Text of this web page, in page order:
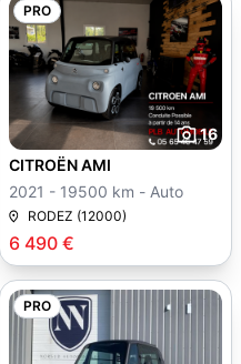
PRO
16
6 490 €
CITROËN AMI
2021 - 19500 km - Auto
RODEZ (12000)
PRO